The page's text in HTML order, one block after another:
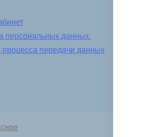
персональных данных.
передачи данных